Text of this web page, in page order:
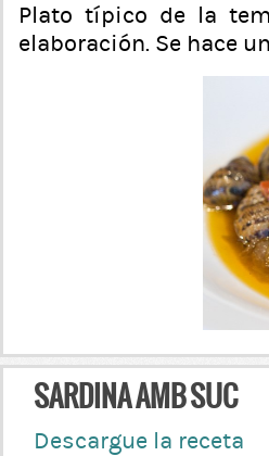
Plato típico de la
elaboración. Se hace
SARDINA AMB SUC
Descargue la receta